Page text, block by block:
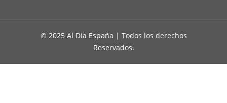
© 2025 Al Día España | Todos los derechos
Reservados.